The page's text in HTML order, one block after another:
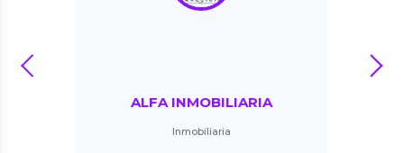
ALFA INMOBILIARIA
Inmobiliaria
prev next